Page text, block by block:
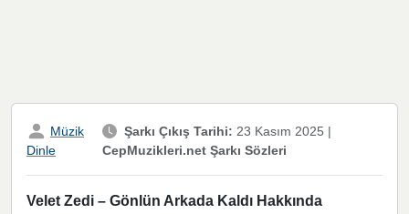
Müzik
Dinle
Şarkı Çıkış Tarihi: 23 Kasım 2025 |
CepMuzikleri.net Şarkı Sözleri
Velet Zedi – Gönlün Arkada Kaldı Hakkında